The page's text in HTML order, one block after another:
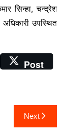
सिन्हा, चन्द्रेश
उपस्थित
Post
Next